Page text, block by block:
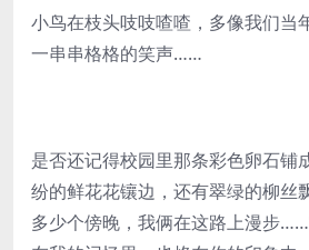
小鸟在枝头吱吱喳喳，多像我们当
一串串格格的笑声……
是否还记得校园里那条彩色卵石铺
纷的鲜花花镶边，还有翠绿的柳丝
多少个傍晚，我俩在这路上漫步